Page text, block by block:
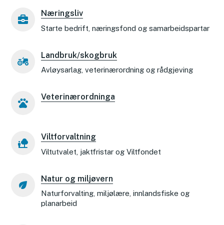
Næringsliv
Starte bedrift, næringsfond og samarbeidspartar
Landbruk/skogbruk
Avløysarlag, veterinærordning og rådgjeving
Veterinærordninga
Viltforvaltning
Viltutvalet, jaktfristar og Viltfondet
Natur og miljøvern
Naturforvalting, miljølære, innlandsfiske og
planarbeid